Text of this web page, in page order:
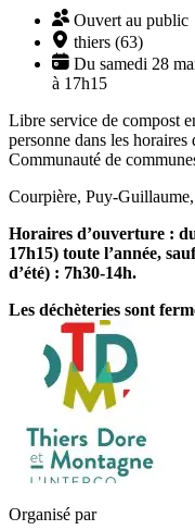
Ouvert au public
thiers (63)
Du samedi 28
à 17h15
Libre service de compost
personne dans les horaires
Communauté de
Courpière, Puy-
Horaires d’ouverture :
17h15) toute l’année,
d’été) : 7h30-14h.
Les déchèteries sont
Organisé par